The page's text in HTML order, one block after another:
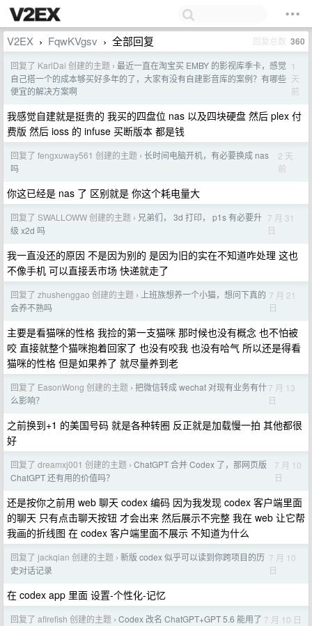
V2EX › FqwKVgsv › 全部回复 回复总数 360
回复了 KarlDai 创建的主题 › 最近一直在淘宝买 EMBY 的影视库季卡，感觉
自己搭一个的成本够买好多年的了，大家有没有自建影音库的案例？有哪些
便宜的解决方案啊
1
天
前
我感觉自建就是挺贵的 我买的四盘位 nas 以及四块硬盘 然后 plex 付
费版 然后 ioss 的 infuse 买断版本 都是钱
回复了 fengxuway561 创建的主题 › 长时间电脑开机，有必要换成 nas
吗
2 天
前
你这已经是 nas 了 区别就是 你这个耗电量大
回复了 SWALLOWW 创建的主题 › 兄弟们， 3d 打印， p1s 有必要升
级 x2d 吗
7 月 31
日
我一直没还的原因 不是因为别的 是因为旧的实在不知道咋处理 这也
不像手机 可以直接丢市场 快递就走了
回复了 zhushenggao 创建的主题 ›
上班族想养一个小猫，想问下真的
会养不熟吗
7 月 21
日
主要是看猫咪的性格 我捡的第一支猫咪 那时候也没有概念 也不怕被
咬 直接就整个猫咪抱着回家了 也没有咬我 也没有哈气 所以还是得看
猫咪的性格 但是如果养了 就尽量养到老
回复了 EasonWong 创建的主题 › 把微信转成 wechat 对现有业务有什
么影响？
7 月 13
日
之前换到+1 的美国号码 就是各种转圈 反正就是加载慢一拍 其他都很
好
回复了 dreamxj001 创建的主题 › ChatGPT 合并 Codex 了，那网页版
ChatGPT 还有用的价值吗？
7 月 10
日
还是按你之前用 web 聊天 codex 编码 因为我发现 codex 客户端里面
的聊天 只有点击聊天按钮 才会出来 然后展示不完整 我在 web 让它帮
我画的折线图 在 codex 客户端里面不展示 不知道为什么
回复了 jackqian 创建的主题 › 新版 codex 似乎可以读到你跨项目的历
史对话记录
7 月 10
日
在 codex app 里面 设置-个性化-记忆
回复了 afirefish 创建的主题 › Codex 改名 ChatGPT+GPT 5.6 能用了 7 月 10 日